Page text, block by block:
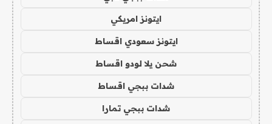
ايتونز امريكي
ايتونز سعودي اقساط
شحن يلا لودو اقساط
شدات ببجي اقساط
شدات ببجي تمارا